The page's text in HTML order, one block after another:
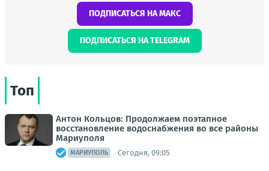
ПОДПИСАТЬСЯ НА МАКС
ПОДПИСАТЬСЯ НА TELEGRAM
Топ
Антон Кольцов: Продолжаем поэтапное
восстановление водоснабжения во все районы
Мариуполя
МАРИУПОЛЬ Сегодня, 09:05